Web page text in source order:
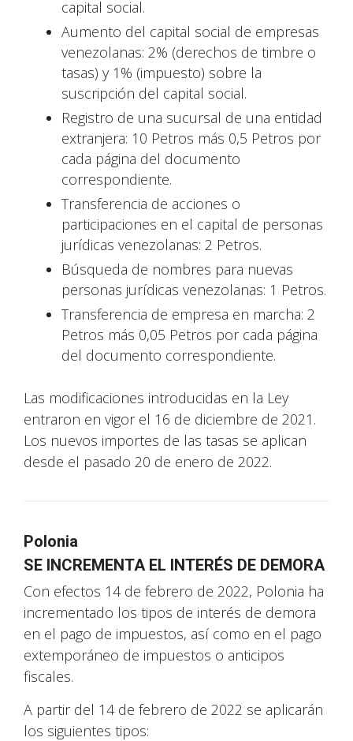
capital social.
Aumento del capital social de empresas
venezolanas: 2% (derechos de timbre o
tasas) y 1% (impuesto) sobre la
suscripción del capital social.
Registro de una sucursal de una entidad
extranjera: 10 Petros más 0,5 Petros por
cada página del documento
correspondiente.
Transferencia de acciones o
participaciones en el capital de personas
jurídicas venezolanas: 2 Petros.
Búsqueda de nombres para nuevas
personas jurídicas venezolanas: 1 Petros.
Transferencia de empresa en marcha: 2
Petros más 0,05 Petros por cada página
del documento correspondiente.
Las modificaciones introducidas en la Ley
entraron en vigor el 16 de diciembre de 2021.
Los nuevos importes de las tasas se aplican
desde el pasado 20 de enero de 2022.
Polonia
SE INCREMENTA EL INTERÉS DE DEMORA
Con efectos 14 de febrero de 2022, Polonia ha
incrementado los tipos de interés de demora
en el pago de impuestos, así como en el pago
extemporáneo de impuestos o anticipos
fiscales.
A partir del 14 de febrero de 2022 se aplicarán
los siguientes tipos: